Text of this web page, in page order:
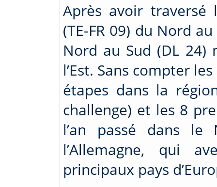
Après avoir traversé
(TE-FR 09) du Nord
Nord au Sud (DL 24)
l’Est. Sans compter
étapes dans la
challenge) et les 8
l’an passé dans le
l’Allemagne, qui
principaux pays